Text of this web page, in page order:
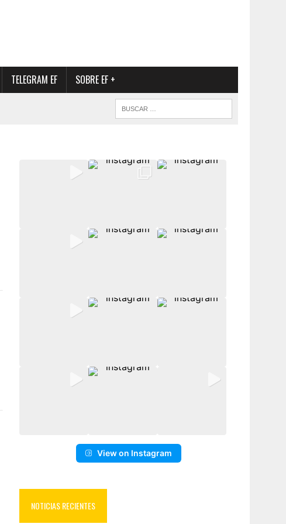
TELEGRAM EF SOBRE EF +
View on Instagram
NOTICIAS RECIENTES